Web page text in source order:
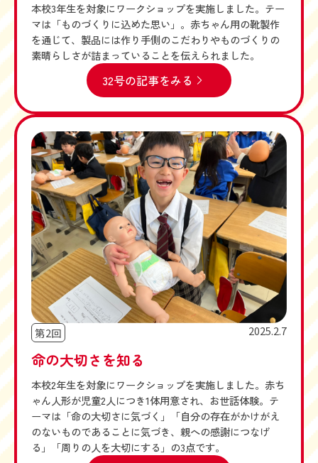
本校3年生を対象にワークショップを実施しました。テー
マは「ものづくりに込めた思い」。赤ちゃん用の靴製作
を通じて、製品には作り手側のこだわりやものづくりの
素晴らしさが詰まっていることを伝えられました。
32号の記事をみる
第2回 2025.2.7
命の大切さを知る
本校2年生を対象にワークショップを実施しました。赤ち
ゃん人形が児童2人につき1体用意され、お世話体験。テ
ーマは「命の大切さに気づく」「自分の存在がかけがえ
のないものであることに気づき、親への感謝につなげ
る」「周りの人を大切にする」の3点です。